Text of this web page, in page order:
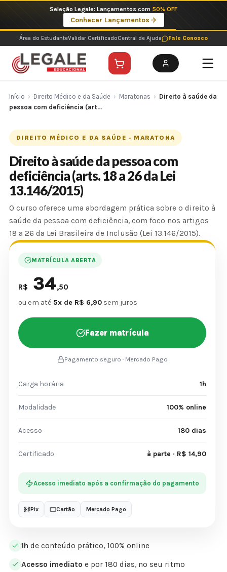
o
conteúdo
Seleção Legale: Lançamentos com 50% OFF
Conhecer Lançamentos
Área do EstudanteValidar CertificadoCentral de Ajuda Fale Conosco
Início › Direito Médico e da Saúde › Maratonas › Direito à saúde da
pessoa com deficiência (art…
DIREITO MÉDICO E DA SAÚDE · MARATONA
Direito à saúde da pessoa com
deficiência (arts. 18 a 26 da Lei
13.146/2015)
O curso oferece uma abordagem prática sobre o direito à
saúde da pessoa com deficiência, com foco nos artigos
18 a 26 da Lei Brasileira de Inclusão (Lei 13.146/2015).
1h de conteúdo prático, 100% online
Acesso imediato e por 180 dias, no seu ritmo
MATRÍCULA ABERTA
R$ 34,50
ou em até 5x de R$ 6,90 sem juros
Fazer matrícula
Pagamento seguro · Mercado Pago
Carga horária 1h
Modalidade 100% online
Acesso 180 dias
Certificado à parte · R$ 14,90
Acesso imediato após a confirmação do pagamento
Pix Cartão Mercado Pago